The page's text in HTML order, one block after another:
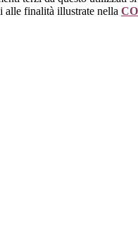
alle finalità illustrate nella